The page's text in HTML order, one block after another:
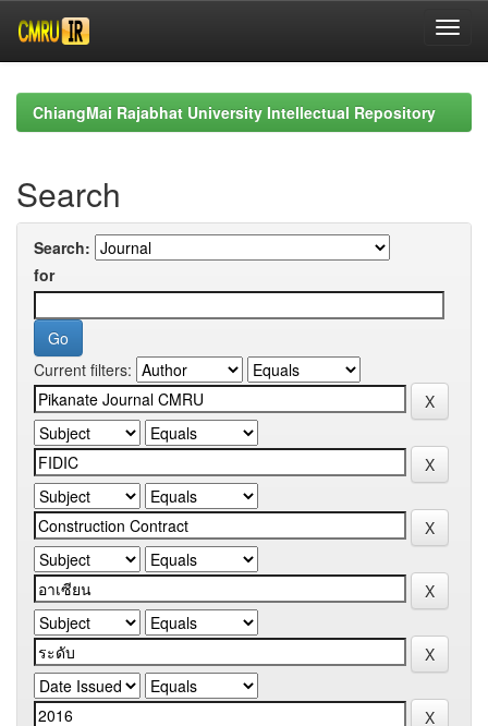
navigationChiangMai Rajabhat University Intellectual Repository
Search
Search:
for
Current filters: